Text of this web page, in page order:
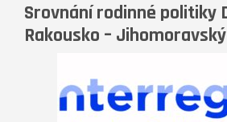
Srovnání rodinné politiky
Rakousko –